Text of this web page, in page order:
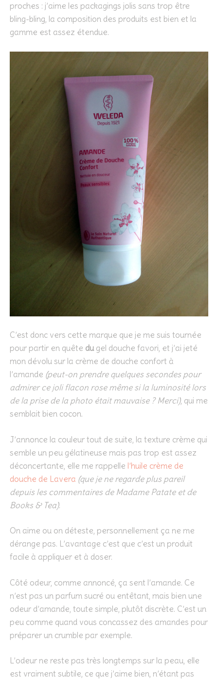
proches : j’aime les packagings jolis sans trop être
bling-bling, la composition des produits est bien et la
gamme est assez étendue.
C’est donc vers cette marque que je me suis tournée
pour partir en quête dugel douche favori, et j’ai jeté
mon dévolu sur la crème de douche confort à
l’amande (peut-on prendre quelques secondes pour
admirer ce joli flacon rose même si la luminosité lors
de la prise de la photo était mauvaise ? Merci), qui me
semblait bien cocon.
J’annonce la couleur tout de suite, la texture crème qui
semble un peu gélatineuse mais pas trop est assez
déconcertante, elle me rappelle l’huile crème de
douche de Lavera (que je ne regarde plus pareil
depuis les commentaires de Madame Patate et de
Books & Tea).
On aime ou on déteste, personnellement ça ne me
dérange pas. L’avantage c’est que c’est un produit
facile à appliquer et à doser.
Côté odeur, comme annoncé, ça sent l’amande. Ce
n’est pas un parfum sucré ou entêtant, mais bien une
odeur d’amande, toute simple, plutôt discrète. C’est un
peu comme quand vous concassez des amandes pour
préparer un crumble par exemple.
L’odeur ne reste pas très longtemps sur la peau, elle
est vraiment subtile, ce que j’aime bien, n’étant pas